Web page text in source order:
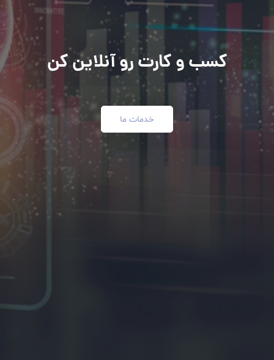
کسب و کارت رو آنلاین کن
خدمات ما